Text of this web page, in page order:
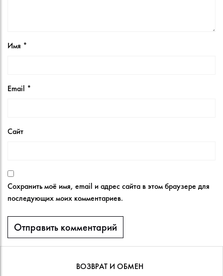
Имя *
Email *
Сайт
Сохранить моё имя, email и адрес сайта в этом браузере для
последующих моих комментариев.
ВОЗВРАТ И ОБМЕН